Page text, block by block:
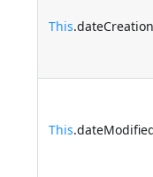
This.dateCreation
This